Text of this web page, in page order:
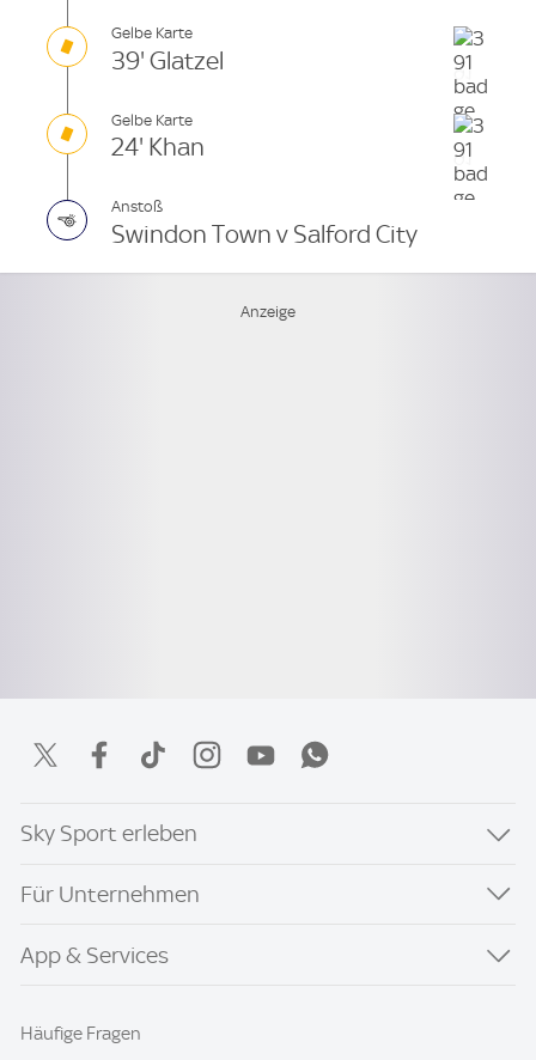
Gelbe Karte
39' Glatzel
Gelbe Karte
24' Khan
Anstoß
Swindon Town v Salford City
Sky Sport erleben
Für Unternehmen
App & Services
Häufige Fragen